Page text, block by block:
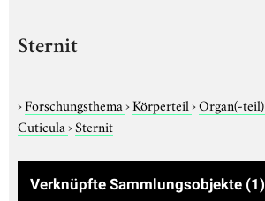
Sternit
›Forschungsthema›Körperteil›Organ(-teil)
Cuticula›Sternit
Verknüpfte Sammlungsobjekte (1)